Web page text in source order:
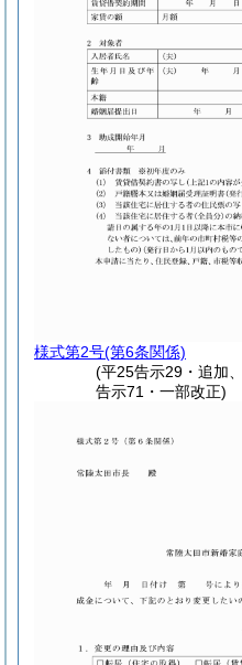
様式第2号(第6条関係)
(平25告示29・追加
告示71・一部改正)